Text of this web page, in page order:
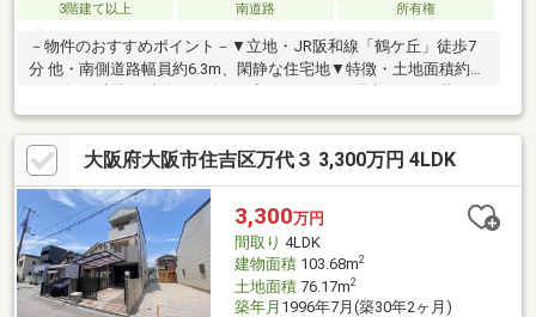
3階建て以上 南道路 所有権
－物件のおすすめポイント－▼立地・JR阪和線「鶴ケ丘」徒歩7
分 他・南側道路幅員約6.3m、閑静な住宅地▼特徴・土地面積約
LDK・コミュニケーションを育むリビング階段・作業効率の良いL
字型キッチン・納戸やWIC2ヶ所等を設置・バルコニー計4ヶ所、2
階は両面バルコニー・駐車場有(車種による)▼周辺環境・大阪市
立南田辺小学校 徒歩4分(約270m)・ライフ西田辺店 徒歩6分(約
480m)■ ご希望の住まい探しをお手伝いします ━━━━━・・・
物件の詳細・ご相談はお気軽にお問い合わせください。
大阪府大阪市住吉区万代３ 3,300万円 4LDK
3,300万円
間取り 4LDK
建物面積103.68m2
土地面積76.17m2
築年月 1996年7月(築30年2ヶ月)